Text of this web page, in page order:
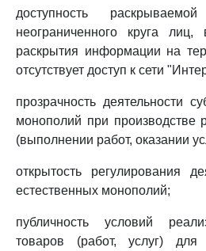
доступность
неограниченного круга лиц,
раскрытия информации на
отсутствует доступ к сети
прозрачность деятельности
монополий при производстве
(выполнении работ, оказании
открытость регулирования
естественных монополий;
публичность условий
товаров (работ, услуг) для